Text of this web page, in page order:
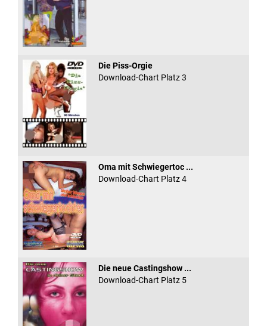
Die Piss-Orgie
Download-Chart Platz 3
Oma mit Schwiegertoc ...
Download-Chart Platz 4
Die neue Castingshow ...
Download-Chart Platz 5